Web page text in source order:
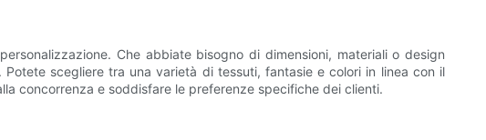
Che abbiate bisogno di dimensioni, materiali o design
scegliere tra una varietà di tessuti, fantasie e colori in linea con il
concorrenza e soddisfare le preferenze specifiche dei clienti.